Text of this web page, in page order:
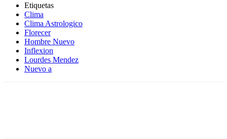
Etiquetas
Clima
Clima Astrologico
Florecer
Hombre Nuevo
Inflexion
Lourdes Mendez
Nuevo a